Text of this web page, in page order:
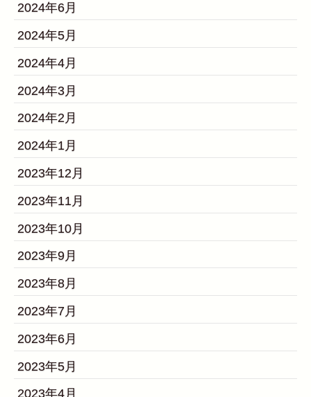
2024年6月
2024年5月
2024年4月
2024年3月
2024年2月
2024年1月
2023年12月
2023年11月
2023年10月
2023年9月
2023年8月
2023年7月
2023年6月
2023年5月
2023年4月